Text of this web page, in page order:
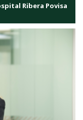
Ribera Povisa